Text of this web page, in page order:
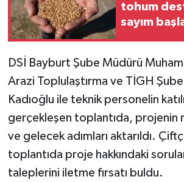
tohum
sayım
DSİ Bayburt Şube Müdürü
Arazi Toplulaştırma ve TİGH
Kadıoğlu ile teknik personelin
gerçekleşen toplantıda, projenin
ve gelecek adımları aktarıldı.
toplantıda proje hakkındaki
taleplerini iletme fırsatı buldu.